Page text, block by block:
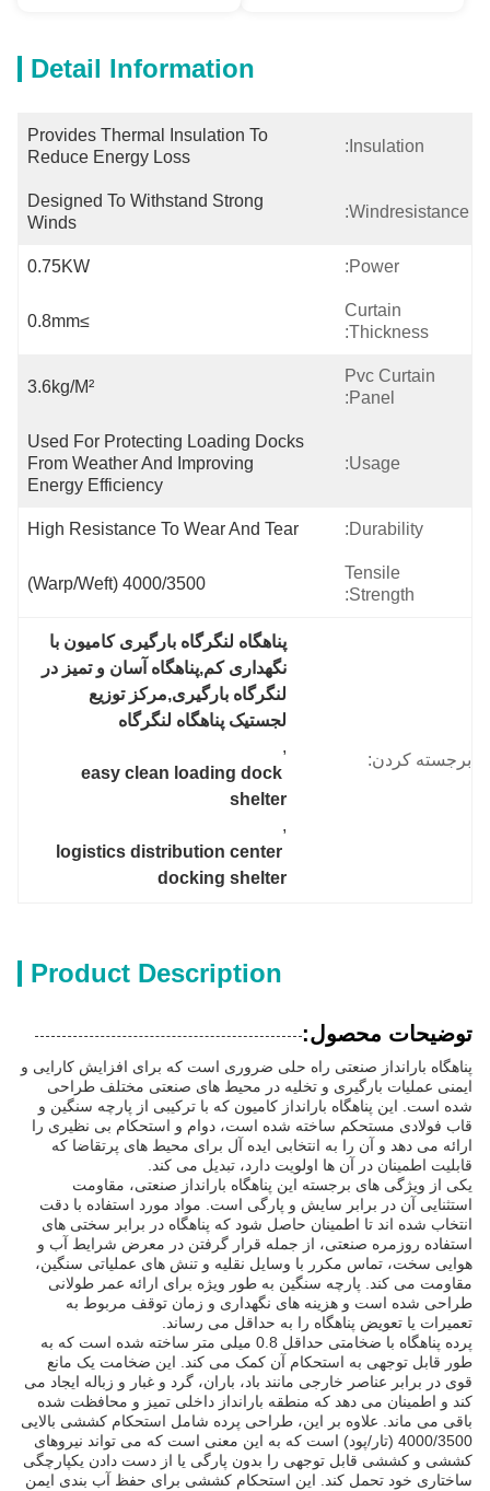
Detail Information
Insulation:
Provides Thermal Insulation To
Reduce Energy Loss
Windresistance:
Designed To Withstand Strong
Winds
Power:
0.75KW
Curtain
Thickness:
≥0.8mm
Pvc Curtain
Panel:
3.6kg/m²
Usage:
Used For Protecting Loading Docks
From Weather And Improving
Energy Efficiency
Durability:
High Resistance To Wear And Tear
Tensile
Strength:
4000/3500 (warp/weft)
برجسته کردن:
پناهگاه لنگرگاه بارگیری کامیون با
نگهداری کم,پناهگاه آسان و تمیز در
لنگرگاه بارگیری,مرکز توزیع
لجستیک پناهگاه لنگرگاه
,
easy clean loading dock
shelter
,
logistics distribution center
docking shelter
Product Description
توضیحات محصول:
پناهگاه بارانداز صنعتی راه حلی ضروری است که برای افزایش کارایی و
ایمنی عملیات بارگیری و تخلیه در محیط های صنعتی مختلف طراحی
شده است. این پناهگاه بارانداز کامیون که با ترکیبی از پارچه سنگین و
قاب فولادی مستحکم ساخته شده است، دوام و استحکام بی نظیری را
ارائه می دهد و آن را به انتخابی ایده آل برای محیط های پرتقاضا که
قابلیت اطمینان در آن ها اولویت دارد، تبدیل می کند.
یکی از ویژگی های برجسته این پناهگاه بارانداز صنعتی، مقاومت
استثنایی آن در برابر سایش و پارگی است. مواد مورد استفاده با دقت
انتخاب شده اند تا اطمینان حاصل شود که پناهگاه در برابر سختی های
استفاده روزمره صنعتی، از جمله قرار گرفتن در معرض شرایط آب و
هوایی سخت، تماس مکرر با وسایل نقلیه و تنش های عملیاتی سنگین،
مقاومت می کند. پارچه سنگین به طور ویژه برای ارائه عمر طولانی
طراحی شده است و هزینه های نگهداری و زمان توقف مربوط به
تعمیرات یا تعویض پناهگاه را به حداقل می رساند.
پرده پناهگاه با ضخامتی حداقل 0.8 میلی متر ساخته شده است که به
طور قابل توجهی به استحکام آن کمک می کند. این ضخامت یک مانع
قوی در برابر عناصر خارجی مانند باد، باران، گرد و غبار و زباله ایجاد می
کند و اطمینان می دهد که منطقه بارانداز داخلی تمیز و محافظت شده
باقی می ماند. علاوه بر این، طراحی پرده شامل استحکام کششی بالایی
4000/3500 (تار/پود) است که به این معنی است که می تواند نیروهای
کششی و کششی قابل توجهی را بدون پارگی یا از دست دادن یکپارچگی
ساختاری خود تحمل کند. این استحکام کششی برای حفظ آب بندی ایمن